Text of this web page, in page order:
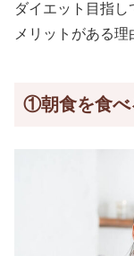
ダイエット目指
メリットがある理
①朝食を食べ